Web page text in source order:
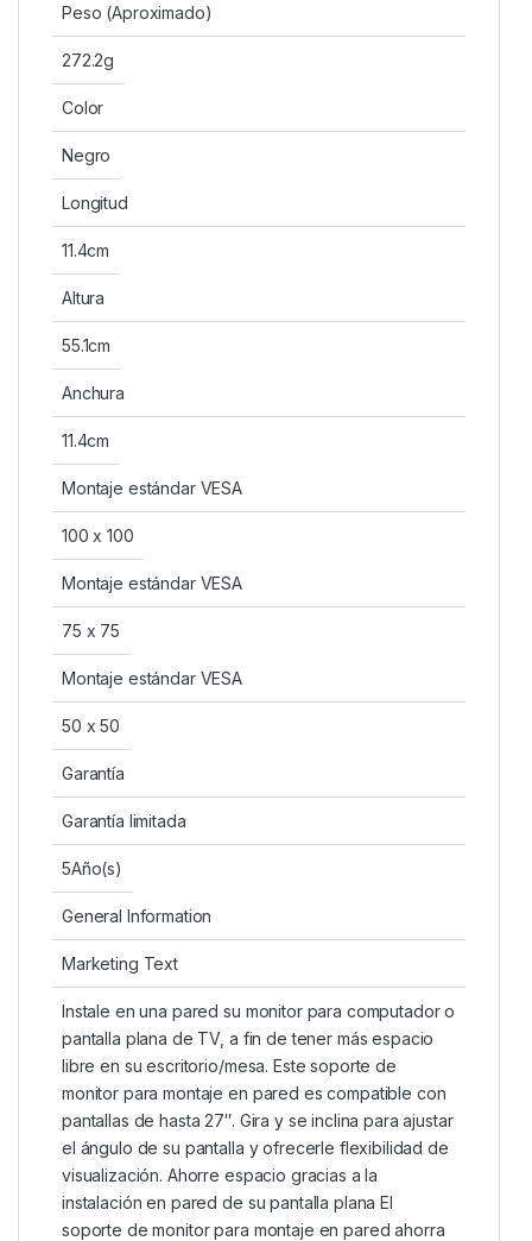
Peso (Aproximado)
272.2g
Color
Negro
Longitud
11.4cm
Altura
55.1cm
Anchura
11.4cm
Montaje estándar VESA
100 x 100
Montaje estándar VESA
75 x 75
Montaje estándar VESA
50 x 50
Garantía
Garantía limitada
5Año(s)
General Information
Marketing Text
Instale en una pared su monitor para computador o
pantalla plana de TV, a fin de tener más espacio
libre en su escritorio/mesa. Este soporte de
monitor para montaje en pared es compatible con
pantallas de hasta 27″. Gira y se inclina para ajustar
el ángulo de su pantalla y ofrecerle flexibilidad de
visualización. Ahorre espacio gracias a la
instalación en pared de su pantalla plana El
soporte de monitor para montaje en pared ahorra